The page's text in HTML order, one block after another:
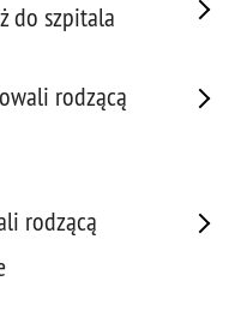
do szpitala
rodzącą
rodzącą